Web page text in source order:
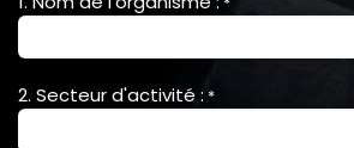
2. Secteur d'activité : *